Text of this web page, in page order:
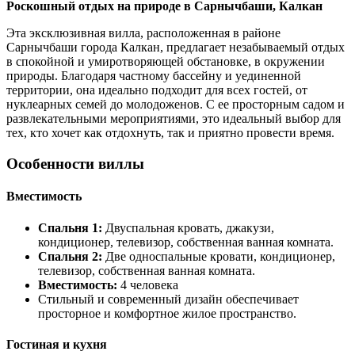
Роскошный отдых на природе в Сарнычбаши, Калкан
Эта эксклюзивная вилла, расположенная в районе
Сарнычбаши города Калкан, предлагает незабываемый отдых
в спокойной и умиротворяющей обстановке, в окружении
природы. Благодаря частному бассейну и уединенной
территории, она идеально подходит для всех гостей, от
нуклеарных семей до молодоженов. С ее просторным садом и
развлекательными мероприятиями, это идеальный выбор для
тех, кто хочет как отдохнуть, так и приятно провести время.
Особенности виллы
Вместимость
Спальня 1: Двуспальная кровать, джакузи,
кондиционер, телевизор, собственная ванная комната.
Спальня 2: Две односпальные кровати, кондиционер,
телевизор, собственная ванная комната.
Вместимость: 4 человека
Стильный и современный дизайн обеспечивает
просторное и комфортное жилое пространство.
Гостиная и кухня